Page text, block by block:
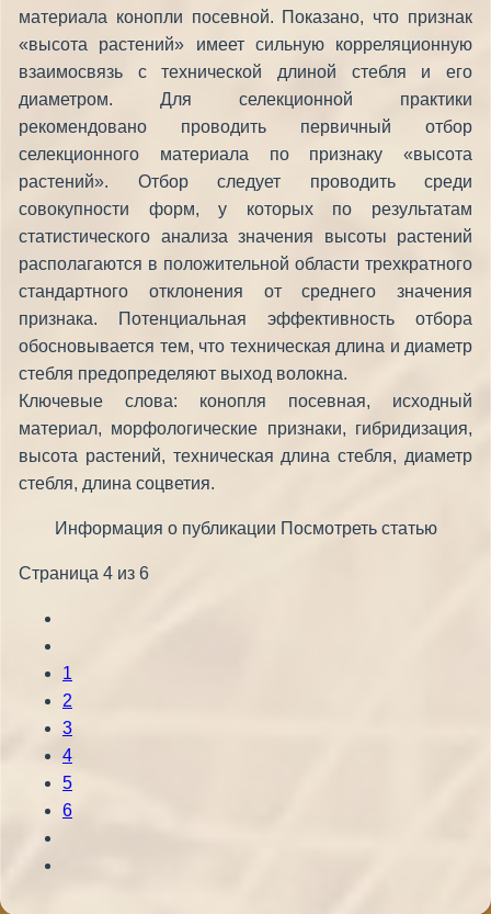
материала конопли посевной. Показано, что признак
«высота растений» имеет сильную корреляционную
взаимосвязь с технической длиной стебля и его
диаметром. Для селекционной практики
рекомендовано проводить первичный отбор
селекционного материала по признаку «высота
растений». Отбор следует проводить среди
совокупности форм, у которых по результатам
статистического анализа значения высоты растений
располагаются в положительной области трехкратного
стандартного отклонения от среднего значения
признака. Потенциальная эффективность отбора
обосновывается тем, что техническая длина и диаметр
стебля предопределяют выход волокна.
Ключевые слова: конопля посевная, исходный
материал, морфологические признаки, гибридизация,
высота растений, техническая длина стебля, диаметр
стебля, длина соцветия.
Информация о публикации Посмотреть статью
Страница 4 из 6
1
2
3
4
5
6